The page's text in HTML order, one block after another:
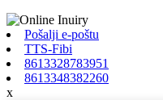
Pošalji e-poštu
TTS-Fibi
8613328783951
8613348382260
x